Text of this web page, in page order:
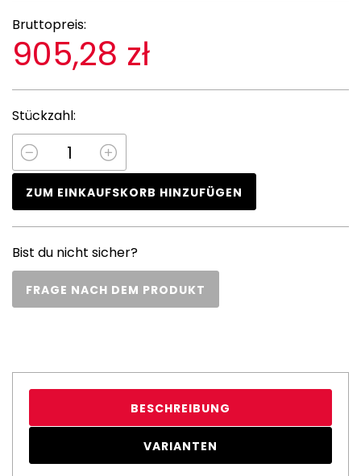
Bruttopreis:
905,28 zł
Stückzahl:
ZUM EINKAUFSKORB HINZUFÜGEN
Bist du nicht sicher?
FRAGE NACH DEM PRODUKT
BESCHREIBUNG
VARIANTEN